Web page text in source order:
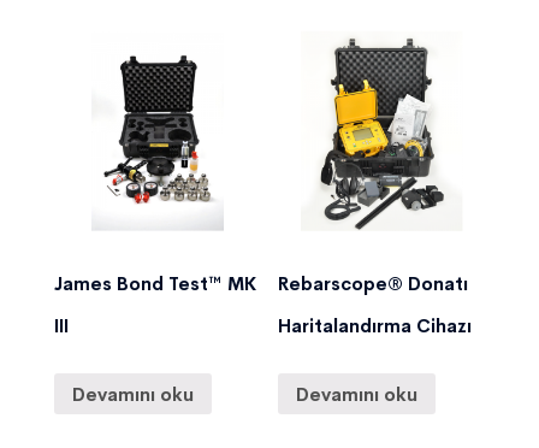
James Bond Test™ MK
III
Devamını oku
Rebarscope® Donatı
Haritalandırma Cihazı
Devamını oku